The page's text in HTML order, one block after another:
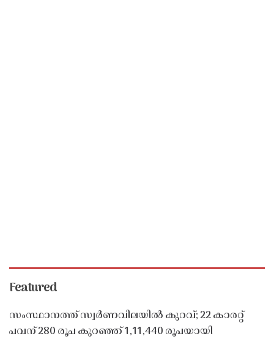
Featured
സംസ്ഥാനത്ത് സ്വർണവിലയിൽ കുറവ്; 22 കാരറ്റ്
പവന് 280 രൂപ കുറഞ്ഞ് 1,11,440 രൂപയായി